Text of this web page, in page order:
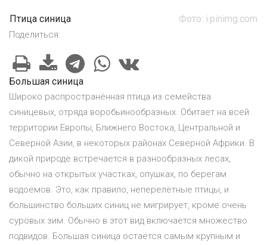
Птица синица Фото: i.pinimg.com
Поделиться:
Большая синица
Широко распространённая птица из семейства
синицевых, отряда воробьинообразных. Обитает на всей
территории Европы, Ближнего Востока, Центральной и
Северной Азии, в некоторых районах Северной Африки. В
дикой природе встречается в разнообразных лесах,
обычно на открытых участках, опушках, по берегам
водоёмов. Это, как правило, неперелётные птицы, и
большинство больших синиц не мигрирует, кроме очень
суровых зим. Обычно в этот вид включается множество
подвидов. Большая синица остаётся самым крупным и